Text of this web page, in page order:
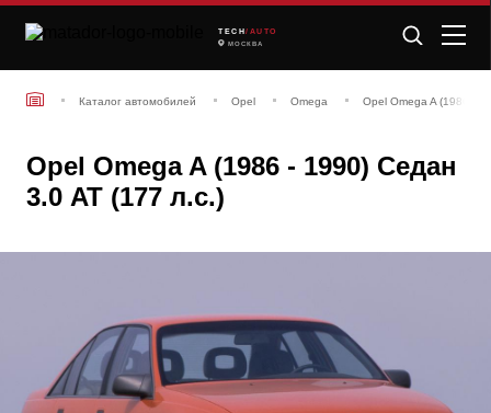
TECH /AUTO
МОСКВА
Каталог автомобилей Opel Omega Opel Omega A (1986 -
Opel Omega A (1986 - 1990) Седан
3.0 AT (177 л.с.)